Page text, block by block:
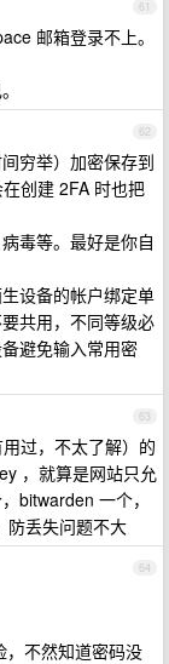
61
邮箱登录不上。
62
穷举）加密保存到
创建 2FA 时也把
毒等。最好是你自
设备的帐户绑定单
共用，不同等级必
避免输入常用密
63
过，不太了解）的
，就算是网站只允
bitwarden 一个，
防丢失问题不大
64
，不然知道密码没